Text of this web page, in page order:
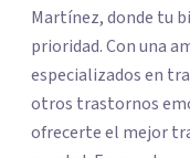
Martínez, donde tu
prioridad. Con una
especializados en
otros trastornos
ofrecerte el mejor